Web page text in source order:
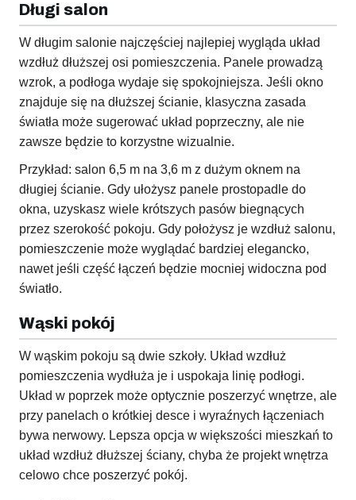
Długi salon
W długim salonie najczęściej najlepiej wygląda układ
wzdłuż dłuższej osi pomieszczenia. Panele prowadzą
wzrok, a podłoga wydaje się spokojniejsza. Jeśli okno
znajduje się na dłuższej ścianie, klasyczna zasada
światła może sugerować układ poprzeczny, ale nie
zawsze będzie to korzystne wizualnie.
Przykład: salon 6,5 m na 3,6 m z dużym oknem na
długiej ścianie. Gdy ułożysz panele prostopadle do
okna, uzyskasz wiele krótszych pasów biegnących
przez szerokość pokoju. Gdy położysz je wzdłuż salonu,
pomieszczenie może wyglądać bardziej elegancko,
nawet jeśli część łączeń będzie mocniej widoczna pod
światło.
Wąski pokój
W wąskim pokoju są dwie szkoły. Układ wzdłuż
pomieszczenia wydłuża je i uspokaja linię podłogi.
Układ w poprzek może optycznie poszerzyć wnętrze, ale
przy panelach o krótkiej desce i wyraźnych łączeniach
bywa nerwowy. Lepsza opcja w większości mieszkań to
układ wzdłuż dłuższej ściany, chyba że projekt wnętrza
celowo chce poszerzyć pokój.